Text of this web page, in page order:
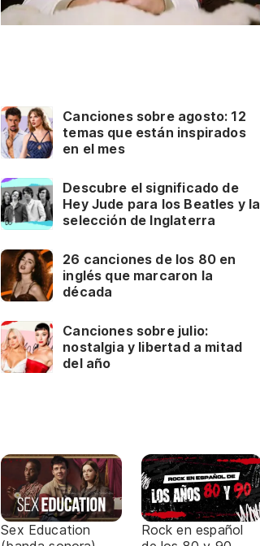
Canciones sobre agosto: 12
temas que están inspirados
en el mes
Descubre el significado de
Hey Jude para los Beatles y la
selección de Inglaterra
26 canciones de los 80 en
inglés que marcaron la
década
Canciones sobre julio:
nostalgia y libertad a mitad
del año
Sex Education
Rock en español